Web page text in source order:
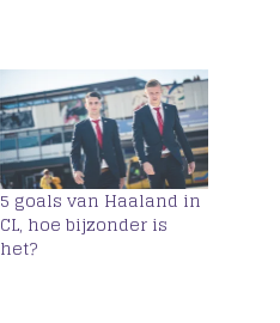
5 goals van Haaland in
CL, hoe bijzonder is
het?